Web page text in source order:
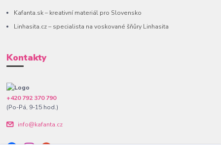
Kafanta.sk – kreativní materiál pro Slovensko
Linhasita.cz – specialista na voskované šňůry Linhasita
Kontakty
+420 792 370 790
(Po-Pá, 9-15 hod.)
info@kafanta.cz